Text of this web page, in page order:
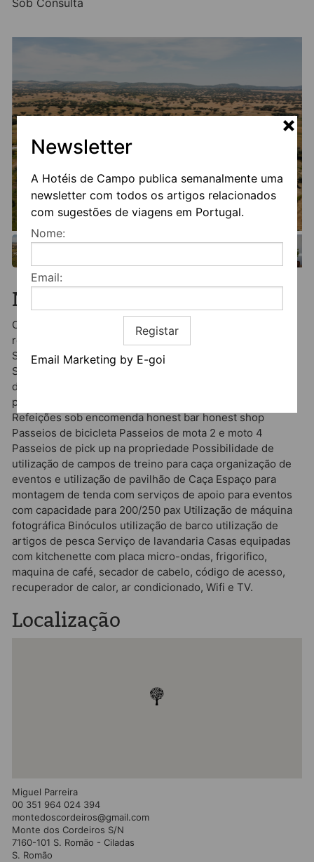
Newsletter
A Hotéis de Campo publica semanalmente uma
newsletter com todos os artigos relacionados
com sugestões de viagens em Portugal.
Nome:
Email:
Registar
Email Marketing by E-goi
partir de produtos locais.
de degustação têm sido efetuadas no Monte dos
Facebook
Twitter
EmailLinkedIn
WhatsApp
Share
Sob Consulta
Mais informação
OUTROS SERVIÇOS DISPONIVEIS Possibilidade de:
reserva com catering de boas vindas pré-encolhido
Seleção de produtos tradicionais durante a estadia
Seleção de produtos alimentares alternativos (ex: isentos
de Gluten, sem açucar) Encomenda de conjuntos de
produtos tradicionais Pequeno Almoço buffet ou na suite
Refeições sob encomenda honest bar honest shop
Passeios de bicicleta Passeios de mota 2 e moto 4
Passeios de pick up na propriedade Possibilidade de
utilização de campos de treino para caça organização de
eventos e utilização de pavilhão de Caça Espaço para
montagem de tenda com serviços de apoio para eventos
com capacidade para 200/250 pax Utilização de máquina
fotográfica Binóculos utilização de barco utilização de
artigos de pesca Serviço de lavandaria Casas equipadas
com kitchenette com placa micro-ondas, frigorifico,
maquina de café, secador de cabelo, código de acesso,
recuperador de calor, ar condicionado, Wifi e TV.
Localização
Miguel Parreira
00 351 964 024 394
montedoscordeiros@gmail.com
Monte dos Cordeiros S/N
7160-101 S. Romão - Ciladas
S. Romão